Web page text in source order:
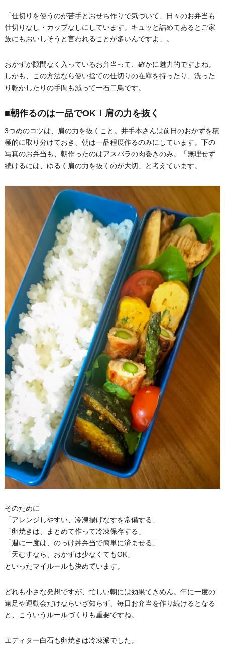
「仕切りを使うのが苦手とおせち作りで気づいて、日々のお弁当も
仕切りなし・カップなしにしています。キュッと詰めてあるとご家
族にもおいしそうと言われることが多いんですよ」。
おかずが隙間なく入っているお弁当って、確かに魅力的ですよね。
しかも、この方法なら使い捨ての仕切りの在庫を持ったり、洗った
り乾かしたりの手間も減って一石二鳥です。
■朝作るのは一品でOK！肩の力を抜く
3つめのコツは、肩の力を抜くこと。井手本さんは前日のおかずを積
極的に取り分けておき、朝は一品程度作るのみにしています。下の
写真のお弁当も、朝作ったのはアスパラの肉巻きのみ。「無理せず
続けるには、ゆるく肩の力を抜くのが大切」と考えています。
そのために
「アレンジしやすい、冷凍揚げなすを常備する」
「卵焼きは、まとめて作って冷凍保存する」
「週に一度は、のっけ丼弁当で簡単に済ませる」
「天むすなら、おかずは少なくてもOK」
といったマイルールも決めています。
どれも小さな発想ですが、忙しい朝には効果てきめん。年に一度の
遠足や運動会だけならいざ知らず、毎日お弁当を作り続けるとなる
と、こういうルールづくりも重要ですね。
エディター白石も卵焼きは冷凍派でした。